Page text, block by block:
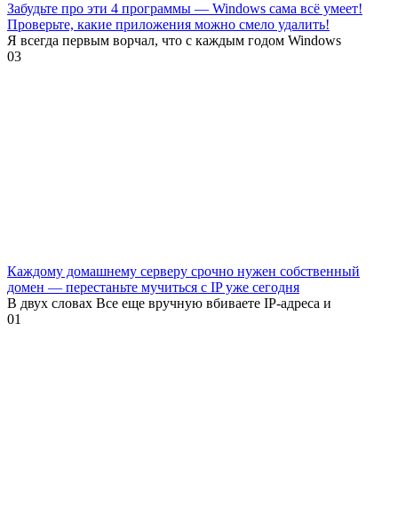
Забудьте про эти 4 программы — Windows сама всё умеет!
Проверьте, какие приложения можно смело удалить!
Я всегда первым ворчал, что с каждым годом Windows
03
Каждому домашнему серверу срочно нужен собственный
домен — перестаньте мучиться с IP уже сегодня
В двух словах Все еще вручную вбиваете IP-адреса и
01